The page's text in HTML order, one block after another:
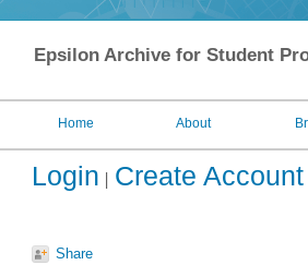
Epsilon Archive for Student
Home About
Login Create Account
Share